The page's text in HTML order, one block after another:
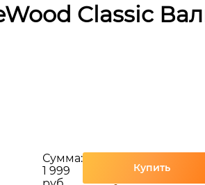
Classic
Сумма:
1 999
Купить